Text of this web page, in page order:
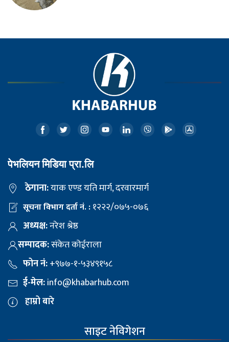
पेभलियन मिडिया प्रा.लि
ठेगाना:याक एण्ड यति मार्ग, दरवारमार्ग
सूचना विभाग दर्ता नं. :१२२२/०७५-०७६
अध्यक्ष:नरेश श्रेष्ठ
सम्पादक:संकेत कोईराला
फोन नं:+९७७-१-५३४९१५८
ई-मेल:info@khabarhub.com
हाम्रो बारे
साइट नेविगेशन